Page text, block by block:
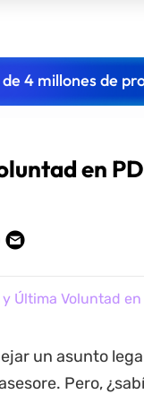
4 millones de
en
Última Voluntad en
un asunto
Pero,